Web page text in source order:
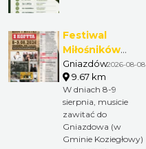
Kalina oraz Szalona
Piątka Plu
Festiwal
Miłośników
Koni i Muzyki "Z
Kopyta"
Gniazdów2026-08-08
9.67 km
W dniach 8-9
sierpnia, musicie
zawitać do
Gniazdowa (w
Gminie Koziegłowy)